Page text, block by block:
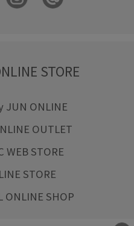
STORE
JUN ONLINE
OUTLET
WEB STORE
STORE
ONLINE SHOP